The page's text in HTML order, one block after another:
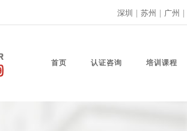
深圳 | 苏州 | 广州 |
首页 认证咨询 培训课程